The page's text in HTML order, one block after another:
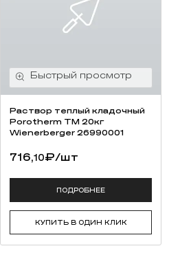
Раствор теплый кладочный
Porotherm TM 20кг
Wienerbergеr 26990001
716,10₽/шт
ПОДРОБНЕЕ
КУПИТЬ В ОДИН КЛИК